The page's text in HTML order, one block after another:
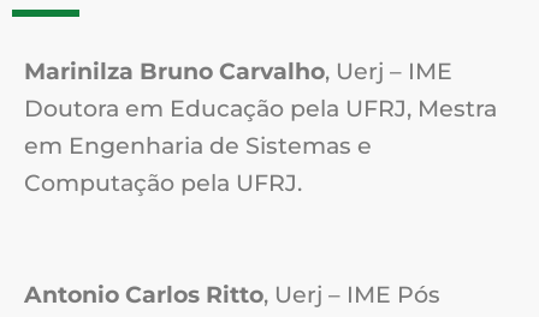
Marinilza Bruno Carvalho, Uerj – IME
Doutora em Educação pela UFRJ, Mestra
em Engenharia de Sistemas e
Computação pela UFRJ.
Antonio Carlos Ritto, Uerj – IME Pós